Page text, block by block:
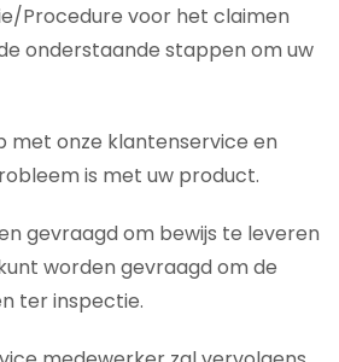
Procedure voor het claimen
onderstaande stappen om uw
met onze klantenservice en
is met uw product.
gevraagd om bewijs te leveren
worden gevraagd om de
ter inspectie.